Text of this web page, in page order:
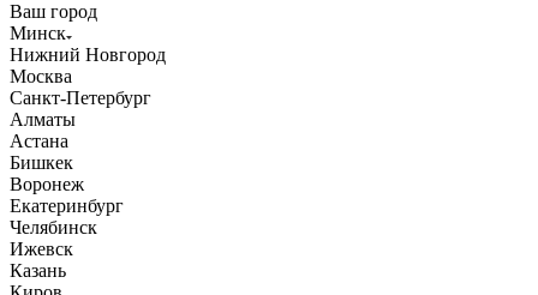
Ваш город
Минск
Нижний Новгород
Москва
Санкт-Петербург
Алматы
Астана
Бишкек
Воронеж
Екатеринбург
Челябинск
Ижевск
Казань